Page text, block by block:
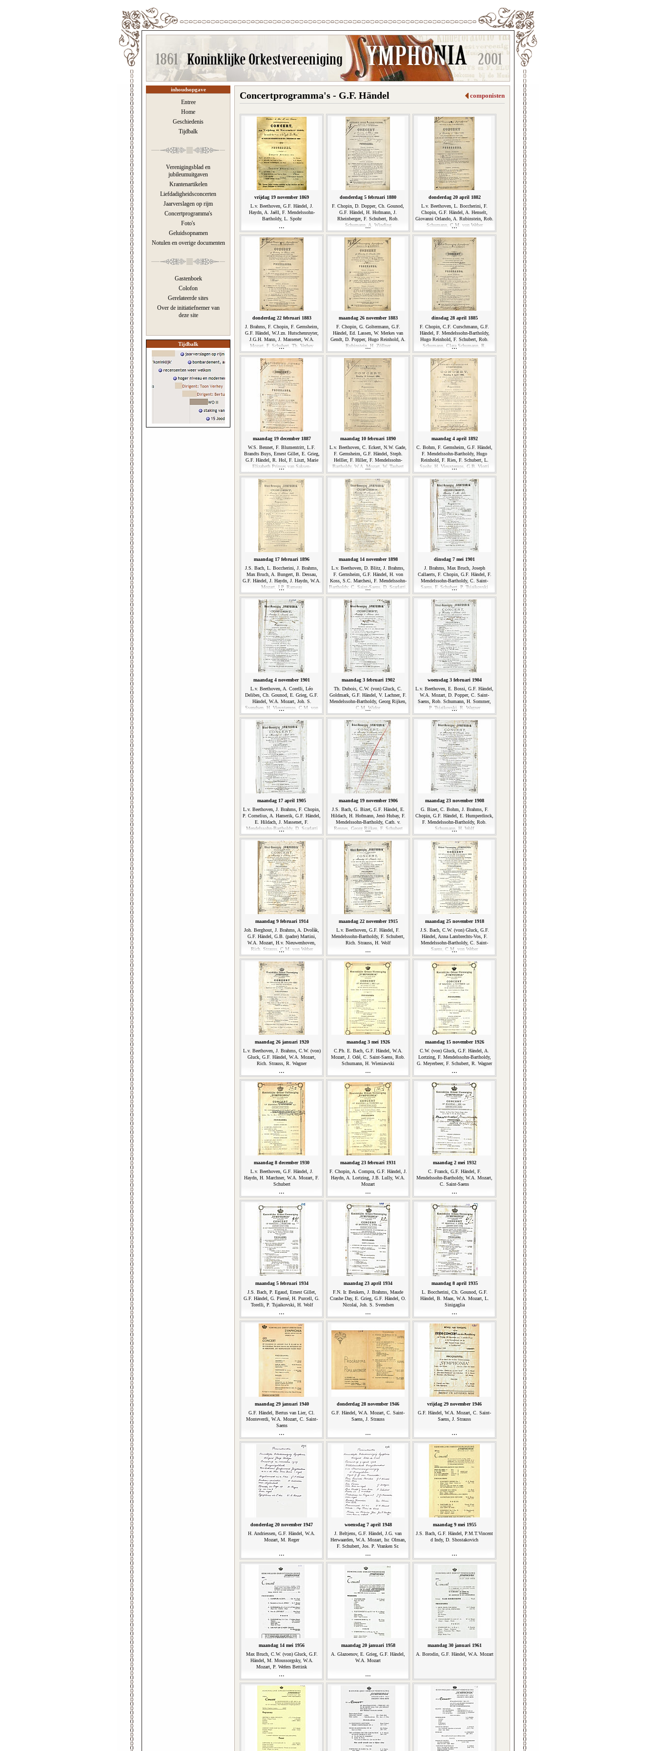
inhoudsopgave
Entree
Home
Geschiedenis
Tijdbalk
Verenigingsblad en
jubileumuitgaven
Krantenartikelen
Liefdadigheidsconcerten
Jaarverslagen op rijm
Concertprogramma's
Foto's
Geluidsopnamen
Notulen en overige documenten
Gastenboek
Colofon
Gerelateerde sites
Over de initiatiefnemer van
deze site
Tijdbalk
componisten
Concertprogramma's - G.F. Händel
vrijdag 19 november 1869
L.v. Beethoven, G.F. Händel, J.
Haydn, A. Jaëll, F. Mendelssohn-
Bartholdy, L. Spohr
donderdag 5 februari 1880
F. Chopin, D. Dopper, Ch. Gounod,
G.F. Händel, H. Hofmann, J.
Rheinberger, F. Schubert, Rob.
Schumann, A. Winding
donderdag 20 april 1882
L.v. Beethoven, L. Boccherini, F.
Chopin, G.F. Händel, A. Henselt,
Giovanni Orlando, A. Rubinstein, Rob.
Schumann, C.M. von Weber
donderdag 22 februari 1883
J. Brahms, F. Chopin, F. Gernsheim,
G.F. Händel, W.J.zn. Hutschenruyter,
J.G.H. Mann, J. Massenet, W.A.
Mozart, F. Schubert, Th. Verhey
maandag 26 november 1883
F. Chopin, G. Goltermann, G.F.
Händel, Ed. Lassen, W. Merkes van
Gendt, D. Popper, Hugo Reinhold, A.
Rubinstein, H. Zöllner
dinsdag 28 april 1885
F. Chopin, C.F. Curschmann, G.F.
Händel, F. Mendelssohn-Bartholdy,
Hugo Reinhold, F. Schubert, Rob.
Schumann, Clara Schumann, R.
Volkman
maandag 19 december 1887
W.S. Bennet, F. Blumentritt, L.F.
Brandts Buys, Ernest Gillet, E. Grieg,
G.F. Händel, R. Hol, F. Liszt, Marie
Elizabeth Prinses van Saksen-
Meiningen, J. Raff, Rob. Schumann,
Jan G. Striening
maandag 10 februari 1890
L.v. Beethoven, C. Eckert, N.W. Gade,
F. Gernsheim, G.F. Händel, Steph.
Helller, F. Hiller, F. Mendelssohn-
Bartholdy, W.A. Mozart, W. Taubert
maandag 4 april 1892
C. Bohm, F. Gernsheim, G.F. Händel,
F. Mendelssohn-Bartholdy, Hugo
Reinhold, F. Ries, F. Schubert, L.
Spohr, H. Vieuxtemps, G.B. Viotti
maandag 17 februari 1896
J.S. Bach, L. Boccherini, J. Brahms,
Max Bruch, A. Bungert, B. Dessau,
G.F. Händel, J. Haydn, J. Haydn, W.A.
Mozart, J.P. Rameau
maandag 14 november 1898
L.v. Beethoven, D. Blitz, J. Brahms,
F. Gernsheim, G.F. Händel, H. von
Koss, S.C. Marchesi, F. Mendelssohn-
Bartholdy, C. Saint-Saens, D. Scarlatti,
C. Tausig
dinsdag 7 mei 1901
J. Brahms, Max Bruch, Joseph
Callaerts, F. Chopin, G.F. Händel, F.
Mendelssohn-Bartholdy, C. Saint-
Saens, F. Schubert, P. Tsjaikovski
maandag 4 november 1901
L.v. Beethoven, A. Corelli, Léo
Delibes, Ch. Gounod, E. Grieg, G.F.
Händel, W.A. Mozart, Joh. S.
Svendsen, H. Vieuxtemps, C.M. von
Weber
maandag 3 februari 1902
Th. Dubois, C.W. (von) Gluck, C.
Goldmark, G.F. Händel, V. Lachner, F.
Mendelssohn-Bartholdy, Georg Rijken,
C.M. Widor
woensdag 3 februari 1904
L.v. Beethoven, E. Bossi, G.F. Händel,
W.A. Mozart, D. Popper, C. Saint-
Saens, Rob. Schumann, H. Sommer,
P. Tsjaikovski, R. Wagner
maandag 17 april 1905
L.v. Beethoven, J. Brahms, F. Chopin,
P. Cornelius, A. Hamerik, G.F. Händel,
E. Hildach, J. Massenet, F.
Mendelssohn-Bartholdy, D. Scarlatti
maandag 19 november 1906
J.S. Bach, G. Bizet, G.F. Händel, E.
Hildach, H. Hofmann, Jenö Hubay, F.
Mendelssohn-Bartholdy, Cath. v.
Rennes, Georg Rijken, F. Schubert
maandag 23 november 1908
G. Bizet, C. Bohm, J. Brahms, F.
Chopin, G.F. Händel, E. Humperdinck,
F. Mendelssohn-Bartholdy, Rob.
Schumann, H. Wolf
maandag 9 februari 1914
Joh. Berghout, J. Brahms, A. Dvořák,
G.F. Händel, G.B. (padre) Martini,
W.A. Mozart, H.v. Nieuwenhoven,
Rich. Strauss, C.M. von Weber
maandag 22 november 1915
L.v. Beethoven, G.F. Händel, F.
Mendelssohn-Bartholdy, F. Schubert,
Rich. Strauss, H. Wolf
maandag 25 november 1918
J.S. Bach, C.W. (von) Gluck, G.F.
Händel, Anna Lambrechts-Vos, F.
Mendelssohn-Bartholdy, C. Saint-
Saens, C.M. von Weber
maandag 26 januari 1920
L.v. Beethoven, J. Brahms, C.W. (von)
Gluck, G.F. Händel, W.A. Mozart,
Rich. Strauss, R. Wagner
maandag 3 mei 1926
C.Ph. E. Bach, G.F. Händel, W.A.
Mozart, J. Odé, C. Saint-Saens, Rob.
Schumann, H. Wieniawski
maandag 15 november 1926
C.W. (von) Gluck, G.F. Händel, A.
Lortzing, F. Mendelssohn-Bartholdy,
G. Meyerbeer, F. Schubert, R. Wagner
maandag 8 december 1930
L.v. Beethoven, G.F. Händel, J.
Haydn, H. Marchner, W.A. Mozart, F.
Schubert
maandag 23 februari 1931
F. Chopin, A. Compra, G.F. Händel, J.
Haydn, A. Lortzing, J.B. Lully, W.A.
Mozart
maandag 2 mei 1932
C. Franck, G.F. Händel, F.
Mendelssohn-Bartholdy, W.A. Mozart,
C. Saint-Saens
maandag 5 februari 1934
J.S. Bach, P. Egaud, Ernest Gillet,
G.F. Händel, G. Pierné, H. Purcell, G.
Torelli, P. Tsjaikovski, H. Wolf
maandag 23 april 1934
F.N. Ir. Beukers, J. Brahms, Maude
Crashe Day, E. Grieg, G.F. Händel, O.
Nicolaï, Joh. S. Svendsen
maandag 8 april 1935
L. Boccherini, Ch. Gounod, G.F.
Händel, B. Maas, W.A. Mozart, L.
Sinigaglia
maandag 29 januari 1940
G.F. Händel, Bertus van Lier, Cl.
Monteverdi, W.A. Mozart, C. Saint-
Saens
donderdag 28 november 1946
G.F. Händel, W.A. Mozart, C. Saint-
Saens, J. Strauss
vrijdag 29 november 1946
G.F. Händel, W.A. Mozart, C. Saint-
Saens, J. Strauss
donderdag 20 november 1947
H. Andriessen, G.F. Händel, W.A.
Mozart, M. Reger
woensdag 7 april 1948
J. Beltjens, G.F. Händel, J.G. van
Herwaarden, W.A. Mozart, Isr. Olman,
F. Schubert, Jos. P. Vranken Sr.
maandag 9 mei 1955
J.S. Bach, G.F. Händel, P.M.T.Vincent
d Indy, D. Shostakovich
maandag 14 mei 1956
Max Bruch, C.W. (von) Gluck, G.F.
Händel, M. Moussorgsky, W.A.
Mozart, P. Wefers Bettink
maandag 20 januari 1958
A. Glazoenov, E. Grieg, G.F. Händel,
W.A. Mozart
maandag 30 januari 1961
A. Borodin, G.F. Händel, W.A. Mozart